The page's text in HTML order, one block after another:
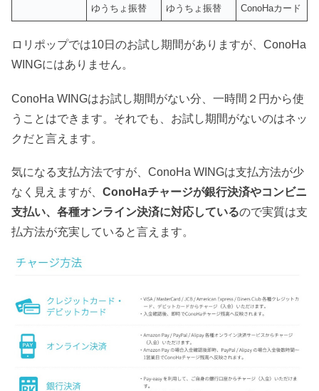
ゆうちょ振替
ゆうちょ振替
ConoHaカード
ロリポップでは10日のお試し期間がありますが、ConoHa
WINGにはありません。
ConoHa WINGはお試し期間がない分、一時間２円から使
うことはできます。それでも、お試し期間がないのはネッ
クだと言えます。
気になる支払方法ですが、ConoHa WINGは支払方法が少
なく見えますが、 ConoHaチャージが銀行決済やコンビニ
支払い、各種オンライン決済に対応しているので実質は支
払方法が充実していると言えます。